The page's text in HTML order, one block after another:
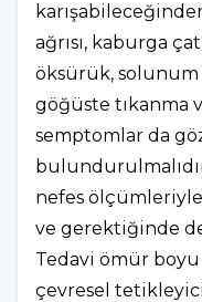
ağrısı, kaburga
öksürük, solunum
göğüste tıkanma
semptomlar da
nefes
ve gerektiğinde
Tedavi ömür
çevresel